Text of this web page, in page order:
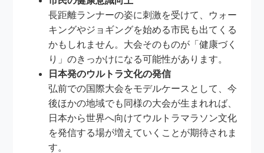
長距離ランナーの姿に刺激を受けて、ウォー
キングやジョギングを始める市民も出てくる
かもしれません。大会そのものが「健康づく
り」のきっかけになる可能性があります。
日本発のウルトラ文化の発信
弘前での国際大会をモデルケースとして、今
後ほかの地域でも同様の大会が生まれれば、
日本から世界へ向けてウルトラマラソン文化
を発信する場が増えていくことが期待されま
す。